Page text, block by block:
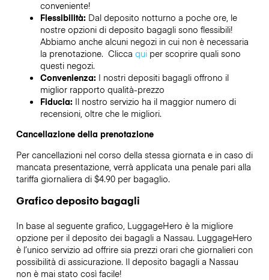
conveniente!
Flessibilità: Dal deposito notturno a poche ore, le
nostre opzioni di deposito bagagli sono flessibili!
Abbiamo anche alcuni negozi in cui non è necessaria
la prenotazione. Clicca quiper scoprire quali sono
questi negozi.
Convenienza: I nostri depositi bagagli offrono il
miglior rapporto qualità-prezzo
Fiducia: Il nostro servizio ha il maggior numero di
recensioni, oltre che le migliori.
Cancellazione della prenotazione
Per cancellazioni nel corso della stessa giornata e in caso di
mancata presentazione, verrà applicata una penale pari alla
tariffa giornaliera di $4.90 per bagaglio.
Grafico deposito bagagli
In base al seguente grafico, LuggageHero è la migliore
opzione per il deposito dei bagagli a Nassau. LuggageHero
è l’unico servizio ad offrire sia prezzi orari che giornalieri con
possibilità di assicurazione. Il deposito bagagli a Nassau
non è mai stato così facile!